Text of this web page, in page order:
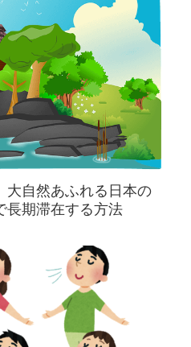
大自然あふれる日本の
長期滞在する方法